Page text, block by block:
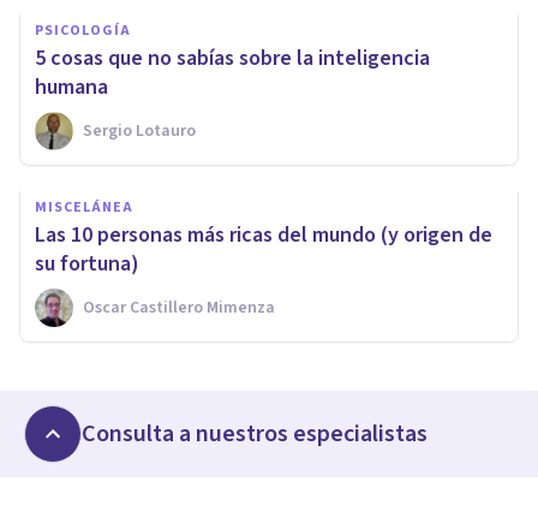
PSICOLOGÍA
5 cosas que no sabías sobre la inteligencia
humana
Sergio Lotauro
MISCELÁNEA
Las 10 personas más ricas del mundo (y origen de
su fortuna)
Oscar Castillero Mimenza
Consulta a nuestros especialistas